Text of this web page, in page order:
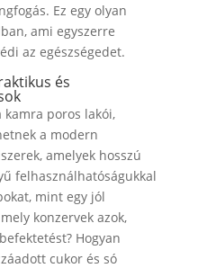
Ez egy olyan
ami egyszerre
az egészségedet.
és
poros lakói,
a modern
amelyek hosszú
felhasználhatóságukkal
mint egy jól
konzervek azok,
Hogyan
cukor és só